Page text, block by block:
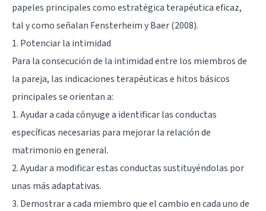
papeles principales como estratégica terapéutica eficaz,
tal y como señalan Fensterheim y Baer (2008).
1. Potenciar la intimidad
Para la consecución de la intimidad entre los miembros de
la pareja, las indicaciones terapéuticas e hitos básicos
principales se orientan a:
1. Ayudar a cada cónyuge a identificar las conductas
específicas necesarias para mejorar la relación de
matrimonio en general.
2. Ayudar a modificar estas conductas sustituyéndolas por
unas más adaptativas.
3. Demostrar a cada miembro que el cambio en cada uno de